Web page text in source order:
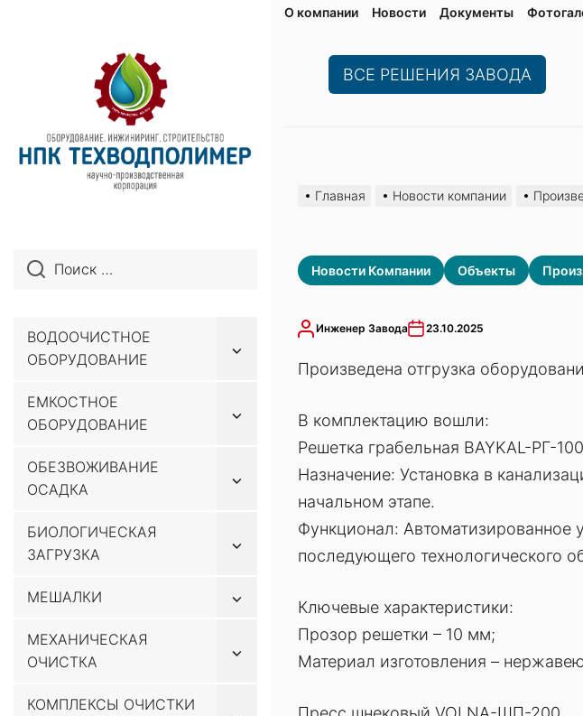
ВСЕ РЕШЕНИЯ ЗАВОДА
ВОДООЧИСТНОЕ
ОБОРУДОВАНИЕ
Показывать
ЕМКОСТНОЕ
ОБОРУДОВАНИЕ
Показывать
ОБЕЗВОЖИВАНИЕ
ОСАДКА
Показывать
БИОЛОГИЧЕСКАЯ
ЗАГРУЗКА
Показывать
МЕШАЛКИ
Показывать
МЕХАНИЧЕСКАЯ
ОЧИСТКА
Показывать
КОМПЛЕКСЫ ОЧИСТКИ
Главная Новости компании
Новости Компании Объекты
Инженер Завода 23.10.2025
Произведена отгрузка
В комплектацию вошли:
Решетка грабельная BAYKAL-РГ-
Назначение: Установка в
начальном этапе.
Функционал: Автоматизированное
последующего технологического
Ключевые характеристики:
Прозор решетки – 10 мм;
Материал изготовления –
О компании Новости Документы